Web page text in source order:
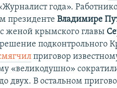
года».
президентеВладимире
женой крымского главы
подконтрольного
приговор
«великодушно»
двух. В остальном